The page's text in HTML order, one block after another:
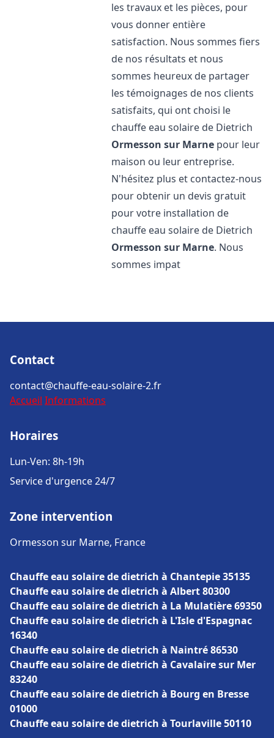
les travaux et les pièces, pour
vous donner entière
satisfaction. Nous sommes fiers
de nos résultats et nous
sommes heureux de partager
les témoignages de nos clients
satisfaits, qui ont choisi le
chauffe eau solaire de Dietrich
Ormesson sur Marne pour leur
maison ou leur entreprise.
N'hésitez plus et contactez-nous
pour obtenir un devis gratuit
pour votre installation de
chauffe eau solaire de Dietrich
Ormesson sur Marne. Nous
sommes impat
Contact
contact@chauffe-eau-solaire-2.fr
Accueil Informations
Horaires
Lun-Ven: 8h-19h
Service d'urgence 24/7
Zone intervention
Ormesson sur Marne, France
Chauffe eau solaire de dietrich à Chantepie 35135
Chauffe eau solaire de dietrich à Albert 80300
Chauffe eau solaire de dietrich à La Mulatière 69350
Chauffe eau solaire de dietrich à L'Isle d'Espagnac
16340
Chauffe eau solaire de dietrich à Naintré 86530
Chauffe eau solaire de dietrich à Cavalaire sur Mer
83240
Chauffe eau solaire de dietrich à Bourg en Bresse
01000
Chauffe eau solaire de dietrich à Tourlaville 50110